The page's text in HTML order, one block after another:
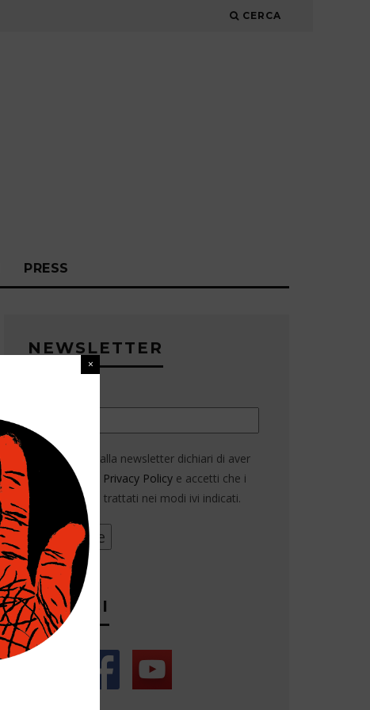
CERCA
PRESS
NEWSLETTER
Iscrivendoti alla newsletter dichiari di aver
letto la nostra
Privacy Policy e accetti che i
tuoi dati siano trattati nei modi ivi indicati.
SEGUICI